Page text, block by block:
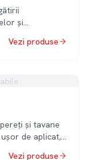
și
Vezi produse
și tavane
de aplicat,
Vezi produse